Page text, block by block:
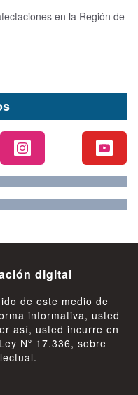
en la Región de
digital
de este medio de
informativa, usted
así, usted incurre en
Nº 17.336, sobre